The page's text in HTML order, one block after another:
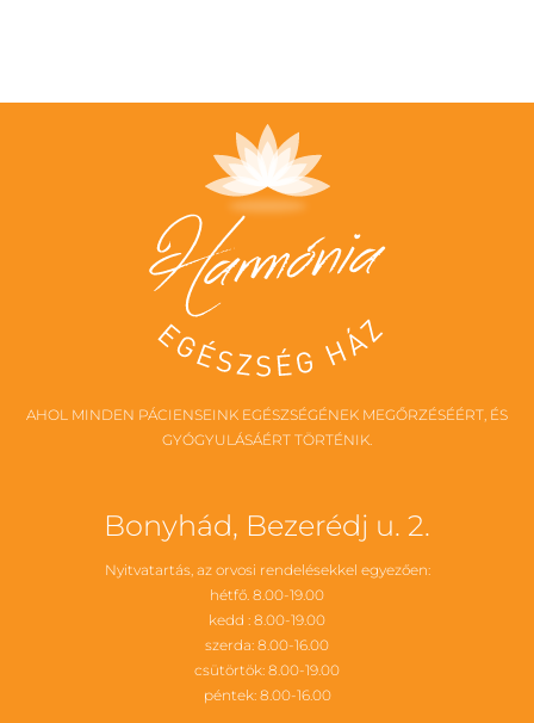
AHOL MINDEN PÁCIENSEINK EGÉSZSÉGÉNEK MEGŐRZÉSÉÉRT, ÉS
GYÓGYULÁSÁÉRT TÖRTÉNIK.
Bonyhád, Bezerédj u. 2.
Nyitvatartás, az orvosi rendelésekkel egyezően:
hétfő. 8.00-19.00
kedd : 8.00-19.00
szerda: 8.00-16.00
csütörtök: 8.00-19.00
péntek: 8.00-16.00